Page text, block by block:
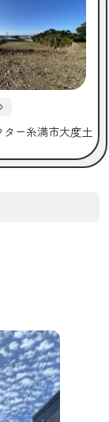
ター糸満市大度土